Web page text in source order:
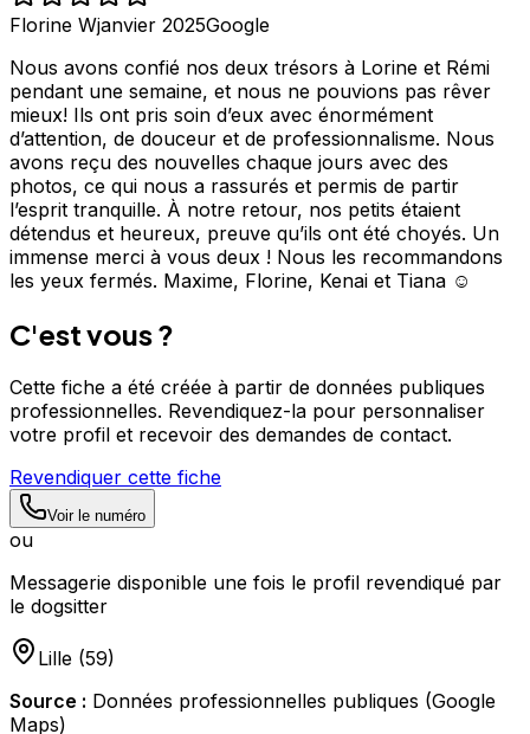
Florine Wjanvier 2025Google
Nous avons confié nos deux trésors à Lorine et Rémi
pendant une semaine, et nous ne pouvions pas rêver
mieux! Ils ont pris soin d’eux avec énormément
d’attention, de douceur et de professionnalisme. Nous
avons reçu des nouvelles chaque jours avec des
photos, ce qui nous a rassurés et permis de partir
l’esprit tranquille. À notre retour, nos petits étaient
détendus et heureux, preuve qu’ils ont été choyés. Un
immense merci à vous deux ! Nous les recommandons
les yeux fermés. Maxime, Florine, Kenai et Tiana ☺️
C'est vous ?
Cette fiche a été créée à partir de données publiques
professionnelles. Revendiquez-la pour personnaliser
votre profil et recevoir des demandes de contact.
Revendiquer cette fiche
Voir le numéro
ou
Messagerie disponible une fois le profil revendiqué par
le dogsitter
Lille (59)
Source : Données professionnelles publiques (Google
Maps)